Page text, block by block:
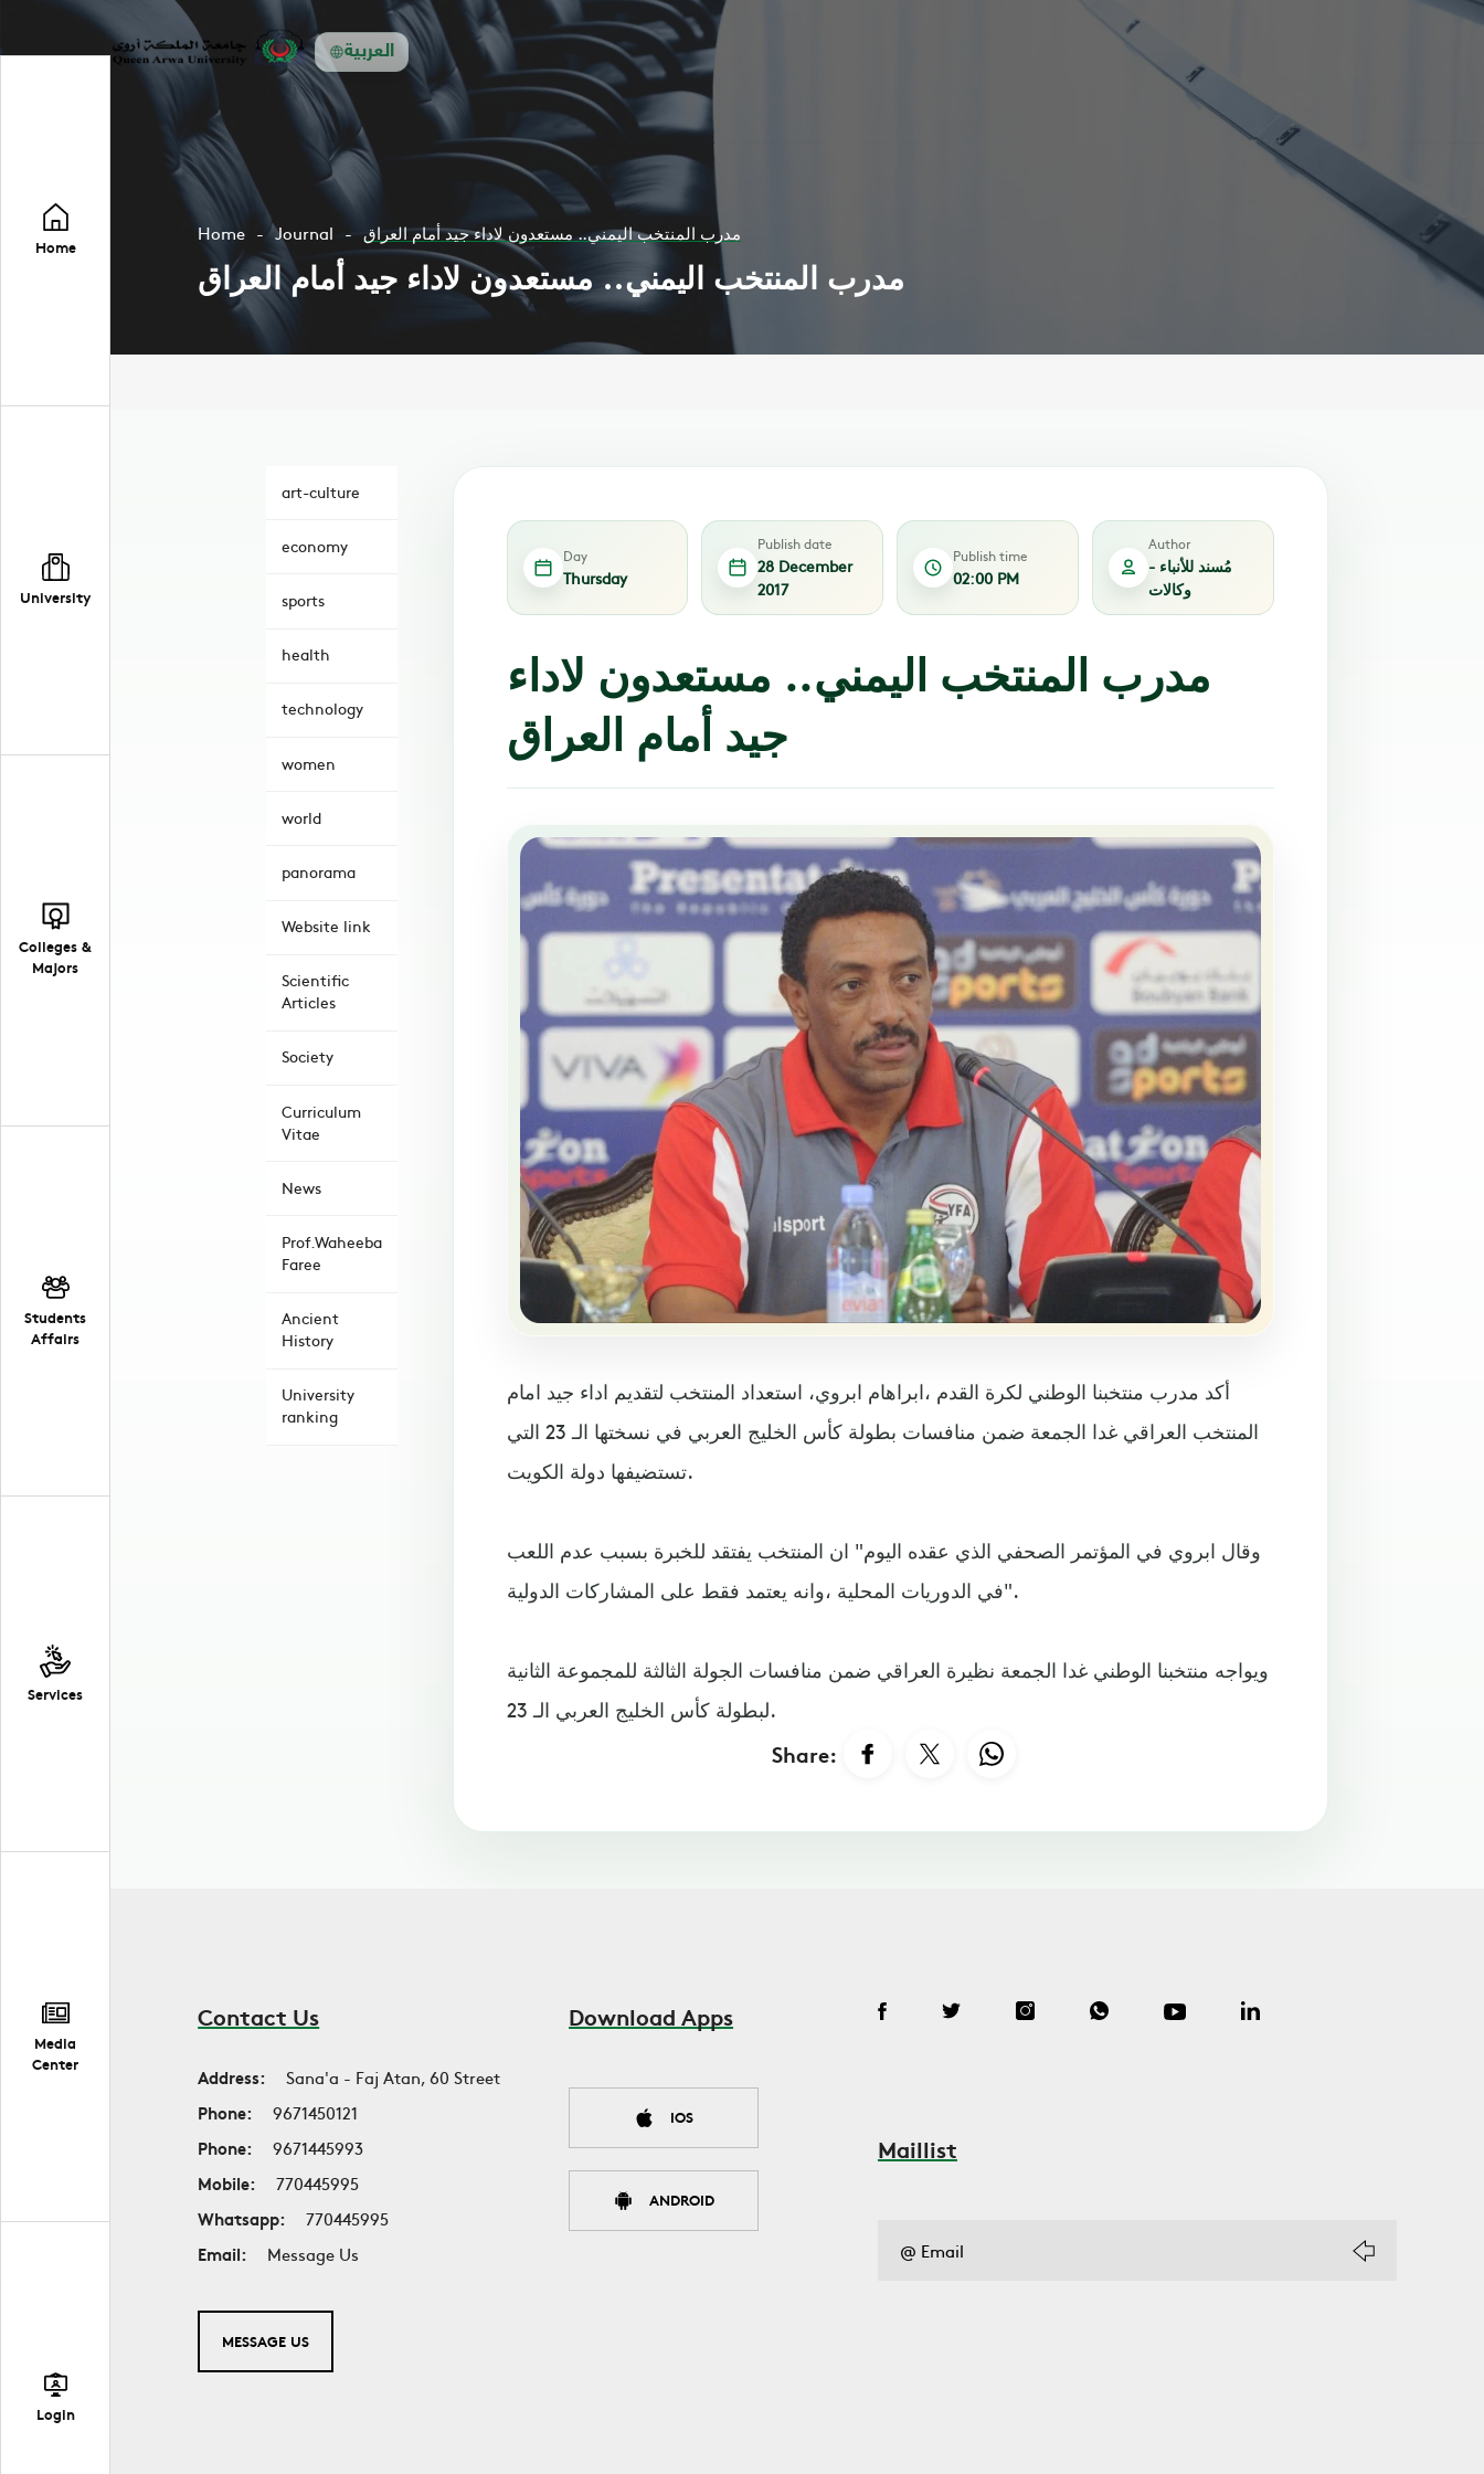
العربية
Home
University
Colleges &
Majors
Students
Affairs
Services
Media
Center
Login
Home Journal مدرب المنتخب اليمني.. مستعدون لاداء جيد أمام العراق
مدرب المنتخب اليمني.. مستعدون لاداء جيد أمام العراق
art-culture
economy
sports
health
technology
women
world
panorama
Website link
Scientific
Articles
Society
Curriculum
Vitae
News
Prof.Waheeba
Faree
Ancient
History
University
ranking
Day
Thursday
Publish date
28 December
2017
Publish time
02:00 PM
Author
مُسند للأنباء -
وكالات
مدرب المنتخب اليمني.. مستعدون لاداء
جيد أمام العراق
أكد مدرب منتخبنا الوطني لكرة القدم ،ابراهام ابروي، استعداد المنتخب لتقديم اداء جيد امام
المنتخب العراقي غدا الجمعة ضمن منافسات بطولة كأس الخليج العربي في نسختها الـ 23 التي
تستضيفها دولة الكويت.
وقال ابروي في المؤتمر الصحفي الذي عقده اليوم" ان المنتخب يفتقد للخبرة بسبب عدم اللعب
في الدوريات المحلية ،وانه يعتمد فقط على المشاركات الدولية".
ويواجه منتخبنا الوطني غدا الجمعة نظيرة العراقي ضمن منافسات الجولة الثالثة للمجموعة الثانية
لبطولة كأس الخليج العربي الـ 23.
Share:
Contact Us
Address:
Sana'a - Faj Atan, 60 Street
Phone:
9671450121
Phone:
9671445993
Mobile:
770445995
Whatsapp:
770445995
Email:
Message Us
MESSAGE US
Download Apps
IOS
ANDROID
Maillist